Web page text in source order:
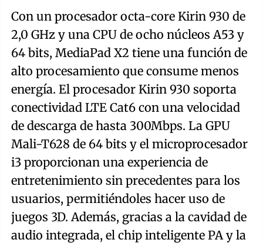
Con un procesador octa-core Kirin 930 de
2,0 GHz y una CPU de ocho núcleos A53 y
64 bits, MediaPad X2 tiene una función de
alto procesamiento que consume menos
energía. El procesador Kirin 930 soporta
conectividad LTE Cat6 con una velocidad
de descarga de hasta 300Mbps. La GPU
Mali-T628 de 64 bits y el microprocesador
i3 proporcionan una experiencia de
entretenimiento sin precedentes para los
usuarios, permitiéndoles hacer uso de
juegos 3D. Además, gracias a la cavidad de
audio integrada, el chip inteligente PA y la